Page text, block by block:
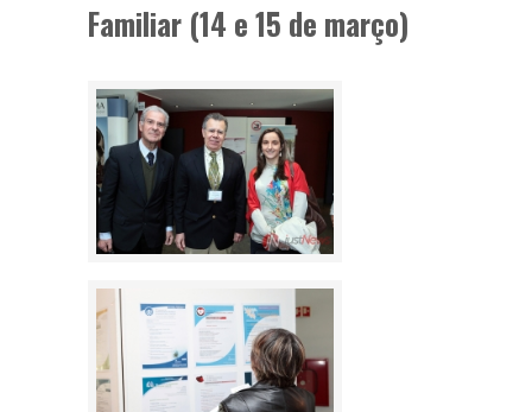
Familiar (14 e 15 de março)